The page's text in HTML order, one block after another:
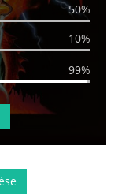
50%
10%
99%